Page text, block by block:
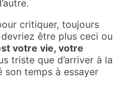
critiquer, toujours
être plus ceci ou
votre vie, votre
triste que d’arriver à la
son temps à essayer